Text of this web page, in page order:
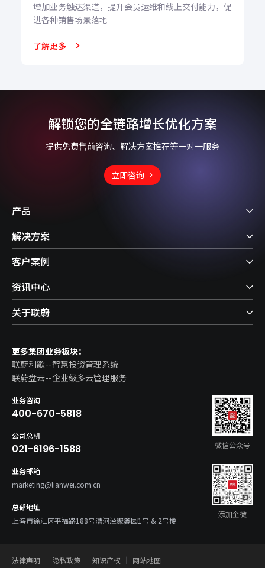
增加业务触达渠道，提升会员运维和线上交付能力，促
进各种销售场景落地
了解更多
解锁您的全链路增长优化方案
提供免费售前咨询、解决方案推荐等一对一服务
立即咨询
产品
解决方案
客户案例
资讯中心
关于联蔚
更多集团业务板块：
联蔚利歌--智慧投资管理系统
联蔚盘云--企业级多云管理服务
业务咨询
400-670-5818
公司总机
021-6196-1588
业务邮箱
marketing@lianwei.com.cn
总部地址
上海市徐汇区平福路188号漕河泾聚鑫园1号 & 2号楼
微信公众号
添加企微
法律声明 隐私政策 知识产权 网站地图